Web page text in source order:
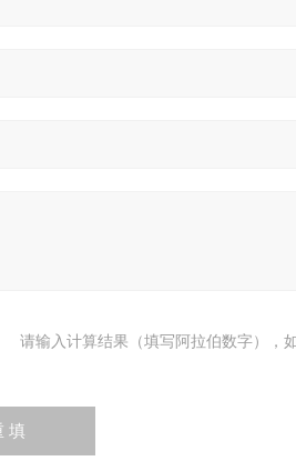
请输入计算结果（填写阿拉伯数字），